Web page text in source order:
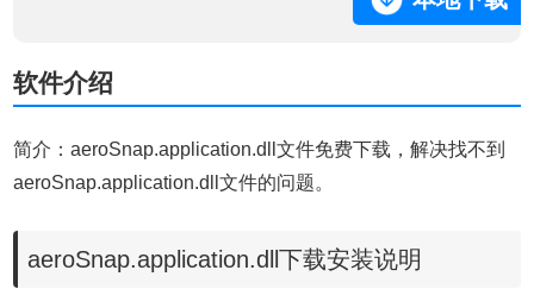
软件介绍
简介：aeroSnap.application.dll文件免费下载，解决找不到
aeroSnap.application.dll文件的问题。
aeroSnap.application.dll下载安装说明